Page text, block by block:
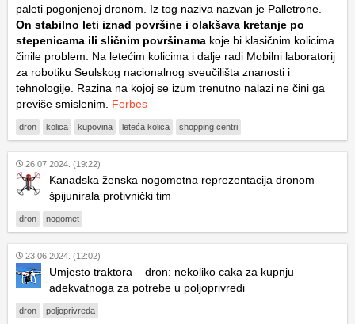
paleti pogonjenoj dronom. Iz tog naziva nazvan je Palletrone.
On stabilno leti iznad površine i olakšava kretanje po
stepenicama ili sličnim površinama koje bi klasičnim kolicima
činile problem. Na letećim kolicima i dalje radi Mobilni laboratorij
za robotiku Seulskog nacionalnog sveučilišta znanosti i
tehnologije. Razina na kojoj se izum trenutno nalazi ne čini ga
previše smislenim. Forbes
dron kolica kupovina leteća kolica shopping centri
26.07.2024. (19:22)
Kanadska ženska nogometna reprezentacija dronom
špijunirala protivnički tim
dron nogomet
23.06.2024. (12:02)
Umjesto traktora – dron: nekoliko caka za kupnju
adekvatnoga za potrebe u poljoprivredi
dron poljoprivreda